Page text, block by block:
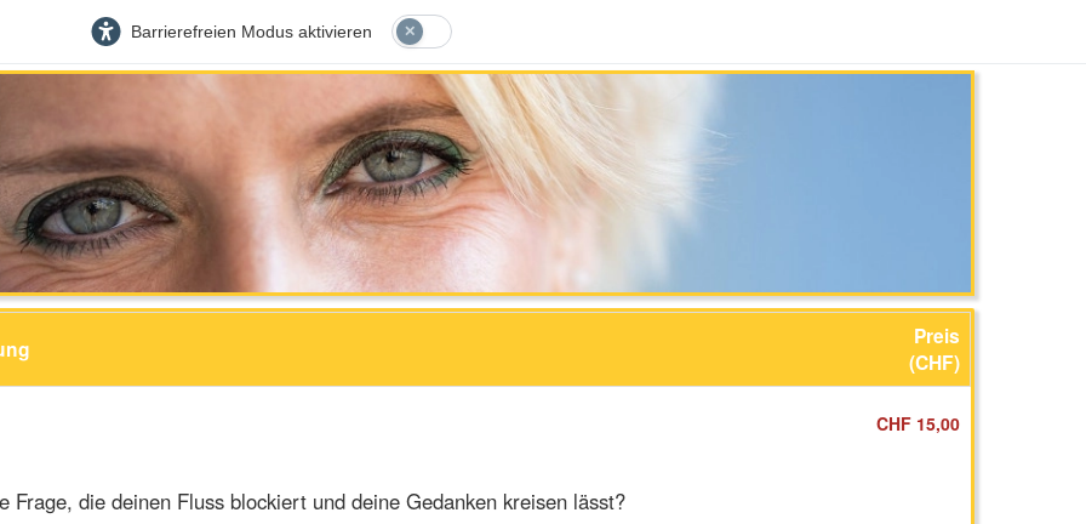
Barrierefreien Modus aktivieren
Preis
(CHF)
Frage, die deinen Fluss blockiert und deine Gedanken kreisen lässt?
CHF 15,00